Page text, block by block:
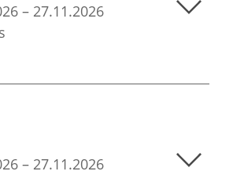
– 27.11.2026
– 27.11.2026